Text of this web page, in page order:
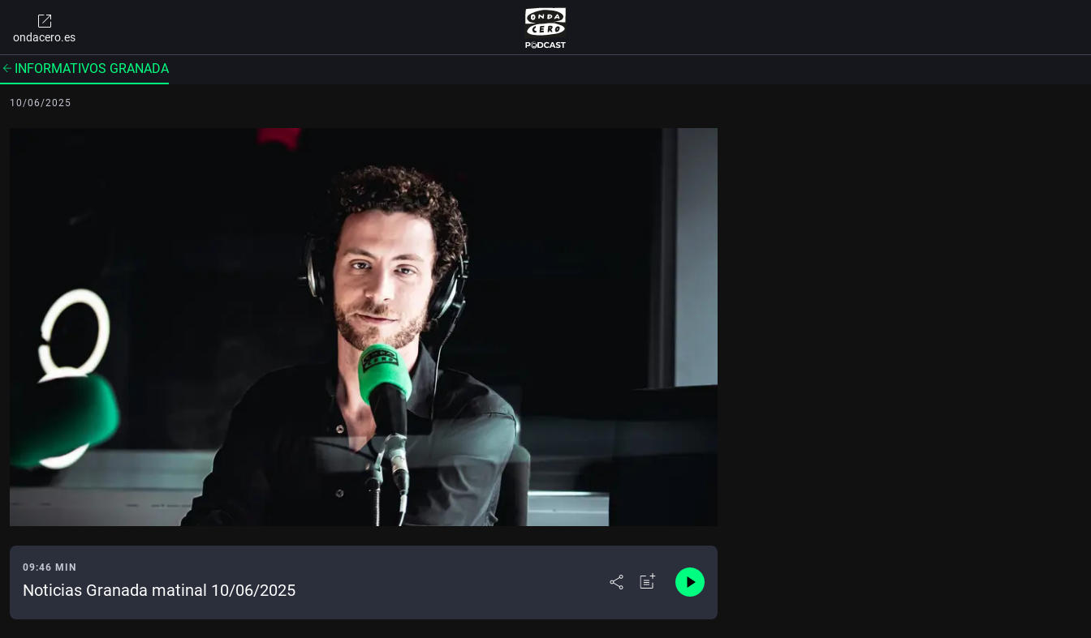
ondacero.es
INFORMATIVOS GRANADA
10/06/2025
09:46 MIN
Noticias Granada matinal 10/06/2025